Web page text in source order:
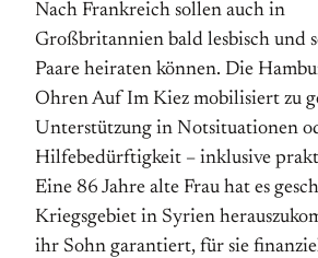
Nach Frankreich sollen auch in
Großbritannien bald lesbisch und
Paare heiraten können. Die
Ohren Auf Im Kiez mobilisiert zu
Unterstützung in Notsituationen
Hilfebedürftigkeit – inklusive
Eine 86 Jahre alte Frau hat es
Kriegsgebiet in Syrien
ihr Sohn garantiert, für sie